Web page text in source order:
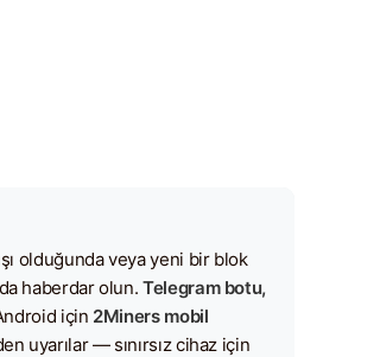
olduğunda veya yeni bir blok
haberdar olun.Telegram botu,
için 2Miners mobil
uyarılar — sınırsız cihaz için